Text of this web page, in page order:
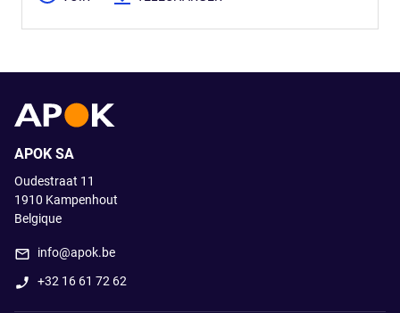
APOK SA
Oudestraat 11
1910 Kampenhout
Belgique
info@apok.be
+32 16 61 72 62